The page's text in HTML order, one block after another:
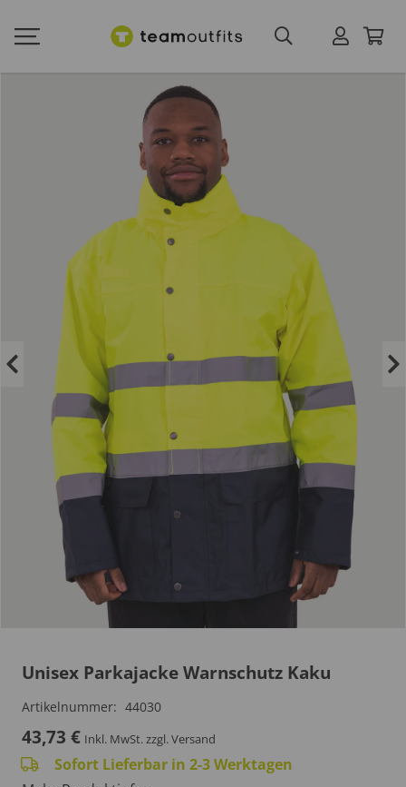
Unisex Parkajacke Warnschutz Kaku
Artikelnummer: 44030
43,73 € Inkl. MwSt.zzgl. Versand
Sofort Lieferbar in 2-3 Werktagen